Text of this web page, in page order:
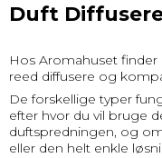
Duft
Hos Aromahuset finder
reed diffusere og
De forskellige typer
efter hvor du vil bruge
duftspredningen, og
eller den helt enkle